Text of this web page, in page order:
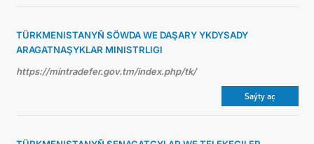
TÜRKMENISTANYŇ SÖWDA WE DAŞARY YKDYSADY
ARAGATNAŞYKLAR MINISTRLIGI
https://mintradefer.gov.tm/index.php/tk/
Saýty aç